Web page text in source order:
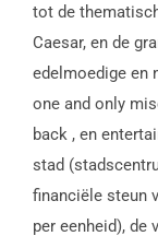
tot de
Caesar, en de
edelmoedige en
one and only
back , en
stad
financiële steun
per eenheid), de